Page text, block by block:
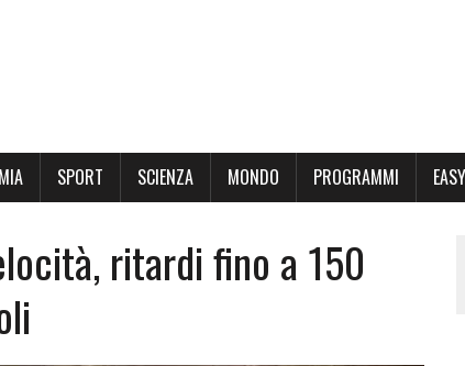
SPORT SCIENZA MONDO PROGRAMMI
ritardi fino a 150